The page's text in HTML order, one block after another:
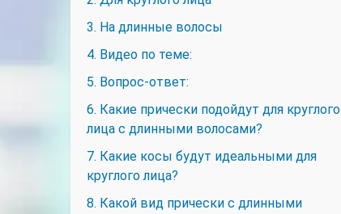
3. На длинные волосы
4. Видео по теме:
5. Вопрос-ответ:
6. Какие прически подойдут для круглого
лица с длинными волосами?
7. Какие косы будут идеальными для
круглого лица?
8. Какой вид прически с длинными